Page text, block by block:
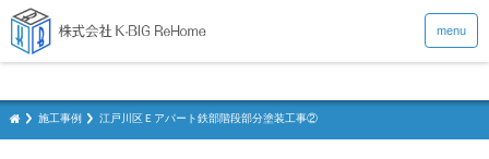
menu
施工事例 江戸川区Ｅアパート鉄部階段部分塗装工事②